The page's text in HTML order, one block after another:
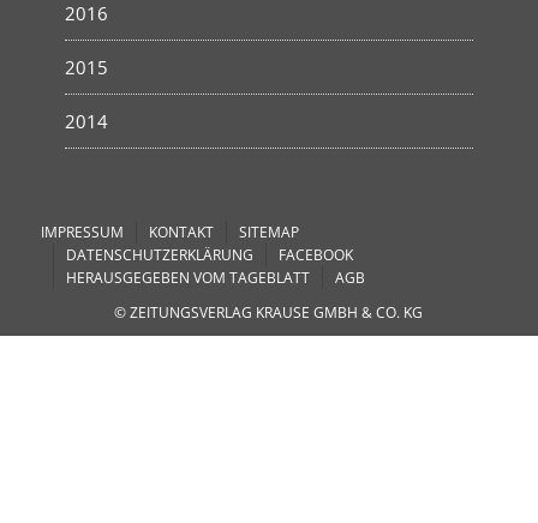
2016
2015
2014
IMPRESSUM KONTAKT
SITEMAP
DATENSCHUTZERKLÄRUNG
FACEBOOK
HERAUSGEGEBEN VOM TAGEBLATT
AGB
© ZEITUNGSVERLAG KRAUSE GMBH & CO. KG